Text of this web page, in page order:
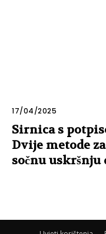
17/04/2025
Sirnica s
Dvije metode
sočnu